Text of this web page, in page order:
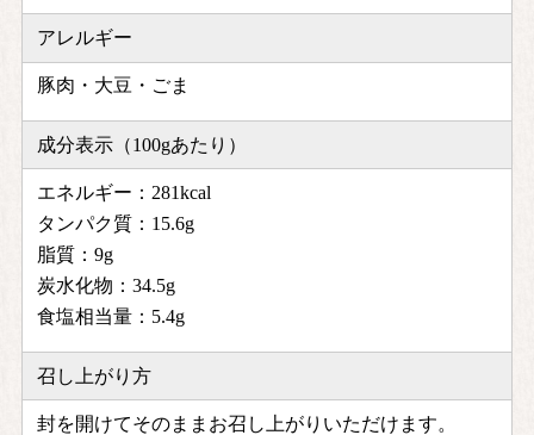
アレルギー
豚肉・大豆・ごま
成分表示（100gあたり）
エネルギー：281kcal
タンパク質：15.6g
脂質：9g
炭水化物：34.5g
食塩相当量：5.4g
召し上がり方
封を開けてそのままお召し上がりいただけます。